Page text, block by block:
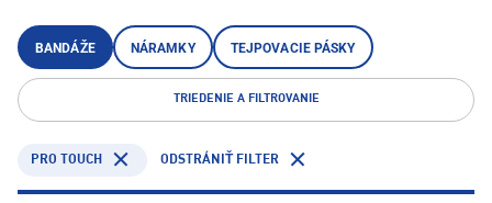
BANDÁŽE NÁRAMKY TEJPOVACIE PÁSKY
TRIEDENIE A FILTROVANIE
PRO TOUCH ODSTRÁNIŤ FILTER